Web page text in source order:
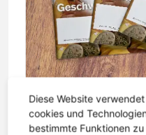
6. Mai 2026 | Lesezeit: 2
Diese Website
cookies und
bestimmte Funktionen